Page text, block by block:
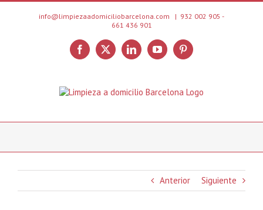
Saltar
info@limpiezaadomiciliobarcelona.com | 932 002 905 -
661 436 901
Facebook
X LinkedInYouTubePinterest
Anterior Siguiente